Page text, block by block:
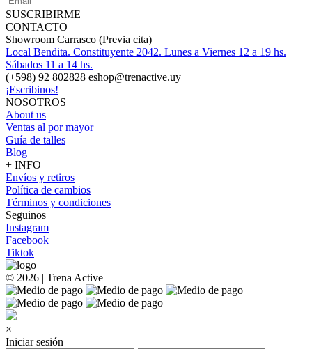
SUSCRIBIRME
CONTACTO
Showroom Carrasco (Previa cita)
Local Bendita. Constituyente 2042. Lunes a Viernes 12 a 19 hs.
Sábados 11 a 14 hs.
(+598) 92 802828 eshop@trenactive.uy
¡Escribinos!
NOSOTROS
About us
Ventas al por mayor
Guía de talles
Blog
+ INFO
Envíos y retiros
Política de cambios
Términos y condiciones
Seguinos
Instagram
Facebook
Tiktok
© 2026 | Trena Active
×
Iniciar sesión